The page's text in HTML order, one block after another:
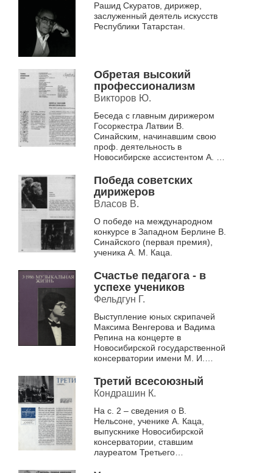
Рашид Скуратов, дирижер,
заслуженный деятель искусств
Республики Татарстан.
Обретая высокий
профессионализм
Викторов Ю.
Беседа с главным дирижером
Госоркестра Латвии В.
Синайским, начинавшим свою
проф. деятельность в
Новосибирске ассистентом А. М.
Победа советских
дирижеров
Власов В.
О победе на международном
конкурсе в Западном Берлине В.
Синайского (первая премия),
ученика А. М. Каца.
Счастье педагога - в
успехе учеников
Фельдгун Г.
Выступление юных скрипачей
Максима Венгерова и Вадима
Репина на концерте в
Новосибирской государственной
консерватории имени М. И.
Третий всесоюзный
Кондрашин К.
На с. 2 – сведения о В.
Нельсоне, ученике А. Каца,
выпускнике Новосибирской
консерватории, ставшим
лауреатом Третьего